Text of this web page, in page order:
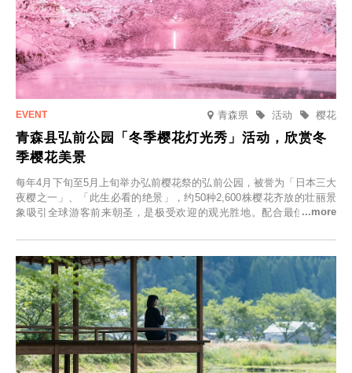
青森県 樱花
活动
青森县弘前公园「冬季樱花灯光秀」活动，欣赏冬
季樱花美景
每年4月下旬至5月上旬举办弘前樱花祭的弘前公园，被誉为「日本三大
夜樱之一」、「此生必看的绝景」，约50种2,600株樱花齐放的壮丽景
象吸引全球游客前来朝圣，是极受欢迎的观光胜地。配合最佳观雪时
「冬季樱花灯光秀」。